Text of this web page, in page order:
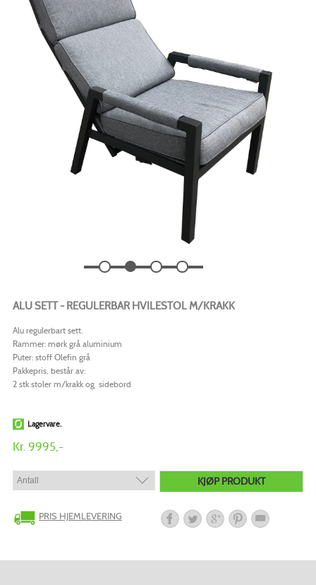
ALU SETT - REGULERBAR HVILESTOL M/KRAKK
Alu regulerbart sett.
Rammer: mørk grå aluminium
Puter: stoff Olefin grå
Pakkepris, består av:
2 stk stoler m/krakk og sidebord
Lagervare.
Kr. 9995,-
KJØP PRODUKT
PRIS HJEMLEVERING